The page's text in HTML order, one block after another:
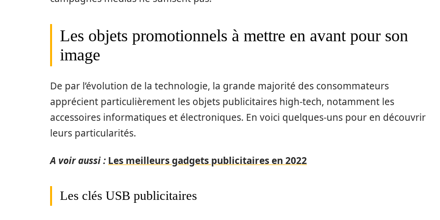
Les objets promotionnels à mettre en avant pour son
image
De par l’évolution de la technologie, la grande majorité des consommateurs
apprécient particulièrement les objets publicitaires high-tech, notamment les
accessoires informatiques et électroniques. En voici quelques-uns pour en découvrir
leurs particularités.
A voir aussi : Les meilleurs gadgets publicitaires en 2022
Les clés USB publicitaires